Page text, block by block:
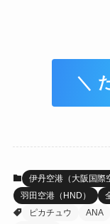
＼
伊丹空港（大阪国際
羽田空港（HND）
ピカチュウ
ANA